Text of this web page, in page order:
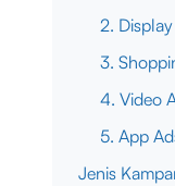
2.
3.
4. Video
5. App
Jenis